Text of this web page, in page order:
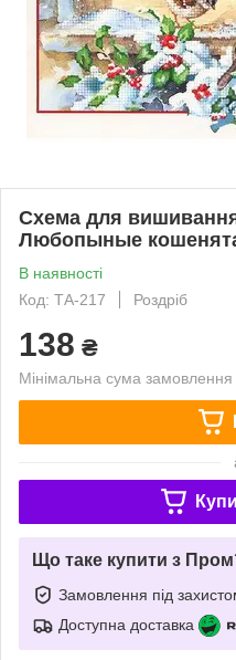
Схема для вишивання
Любопыные
В наявності
Код: ТА-217
Роздріб
138 ₴
Мінімальна сума
Що таке купити з
Замовлення під
Доступна доставка